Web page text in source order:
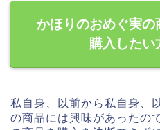
かほりのおめぐ実の
購入したい
私自身、以前から私自身、
の商品には興味があったの